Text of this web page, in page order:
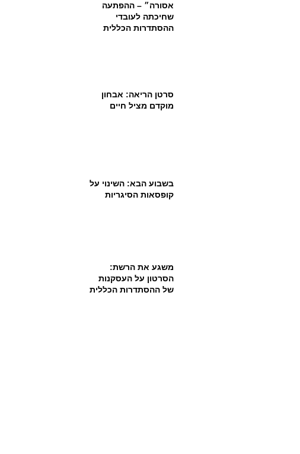
אסורה״ – ההפתעה
שחיכתה לעובדי
ההסתדרות הכללית
סרטן הריאה: אבחון
מוקדם מציל חיים
בשבוע הבא: השינוי על
קופסאות הסיגריות
משגע את הרשת:
הסרטון על העסקנות
של ההסתדרות הכללית